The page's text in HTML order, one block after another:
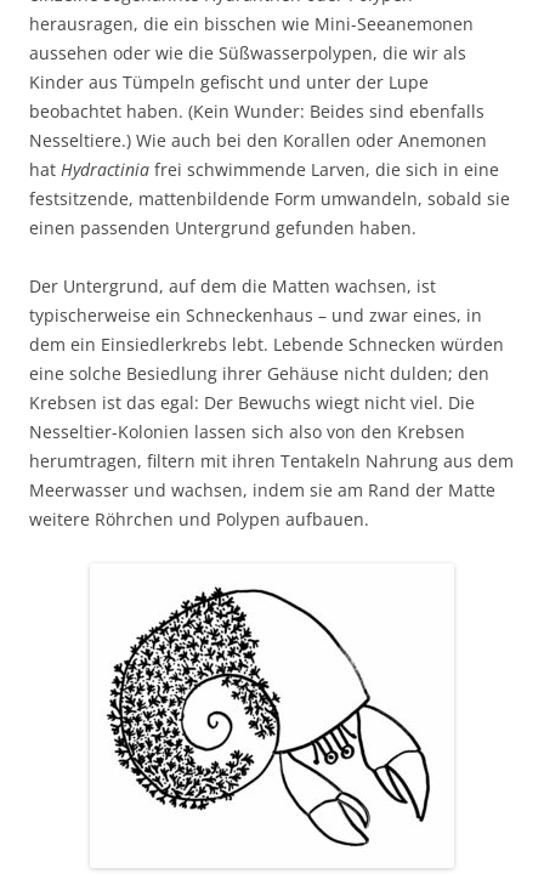
herausragen, die ein bisschen wie Mini-Seeanemonen
aussehen oder wie die Süßwasserpolypen, die wir als
Kinder aus Tümpeln gefischt und unter der Lupe
beobachtet haben. (Kein Wunder: Beides sind ebenfalls
Nesseltiere.) Wie auch bei den Korallen oder Anemonen
hat Hydractinia frei schwimmende Larven, die sich in eine
festsitzende, mattenbildende Form umwandeln, sobald sie
einen passenden Untergrund gefunden haben.
Der Untergrund, auf dem die Matten wachsen, ist
typischerweise ein Schneckenhaus – und zwar eines, in
dem ein Einsiedlerkrebs lebt. Lebende Schnecken würden
eine solche Besiedlung ihrer Gehäuse nicht dulden; den
Krebsen ist das egal: Der Bewuchs wiegt nicht viel. Die
Nesseltier-Kolonien lassen sich also von den Krebsen
herumtragen, filtern mit ihren Tentakeln Nahrung aus dem
Meerwasser und wachsen, indem sie am Rand der Matte
weitere Röhrchen und Polypen aufbauen.